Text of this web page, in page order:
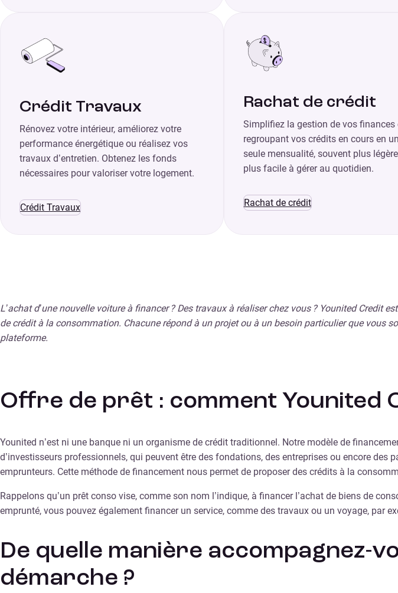
Crédit Travaux
Rénovez votre intérieur, améliorez votre
performance énergétique ou réalisez vos
travaux d’entretien. Obtenez les fonds
nécessaires pour valoriser votre logement.
Crédit Travaux
Rachat de crédit
Simplifiez la gestion de vos finances
regroupant vos crédits en cours en
seule mensualité, souvent plus
plus facile à gérer au quotidien.
Rachat de crédit
L’achat d’une nouvelle voiture à financer ? Des travaux à réaliser chez vous ? Younited
de crédit à la consommation. Chacune répond à un projet ou à un besoin particulier que vous
plateforme.
Offre de prêt : comment Younited
Younited n’est ni une banque ni un organisme de crédit traditionnel. Notre modèle de
d’investisseurs professionnels, qui peuvent être des fondations, des entreprises ou encore
emprunteurs. Cette méthode de financement nous permet de proposer des crédits à la
Rappelons qu’un prêt conso vise, comme son nom l’indique, à financer l’achat de biens de
emprunté, vous pouvez également financer un service, comme des travaux ou un voyage, par
De quelle manière accompagnez-
démarche ?